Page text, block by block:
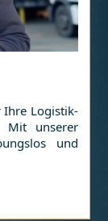
Ihre Logistik-
Mit unserer
und